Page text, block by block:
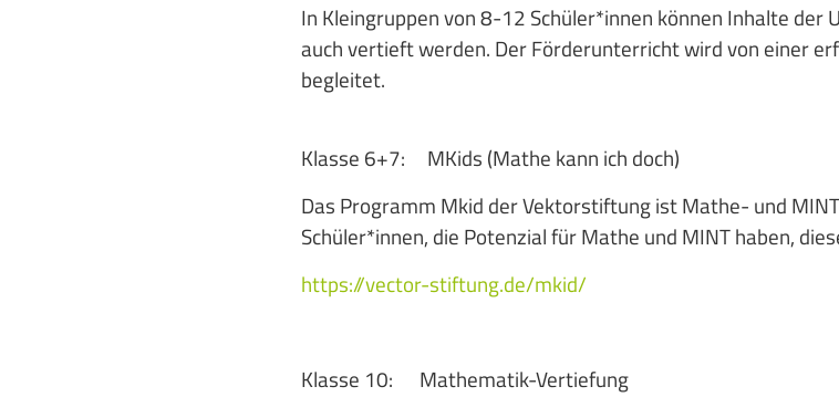
In Kleingruppen von 8-12 Schüler*innen können Inhalte
auch vertieft werden. Der Förderunterricht wird von einer
begleitet.
Klasse 6+7: MKids (Mathe kann ich doch)
Das Programm Mkid der Vektorstiftung ist Mathe- und
Schüler*innen, die Potenzial für Mathe und MINT haben,
https://vector-stiftung.de/mkid/
Klasse 10: Mathematik-Vertiefung